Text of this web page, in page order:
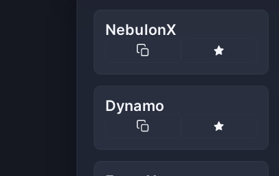
NebulonX
Dynamo